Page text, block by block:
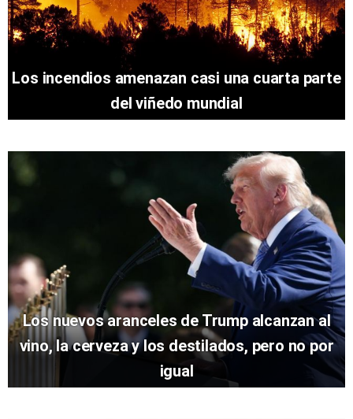
Los incendios amenazan casi una cuarta parte
del viñedo mundial
Los nuevos aranceles de Trump alcanzan al
vino, la cerveza y los destilados, pero no por
igual